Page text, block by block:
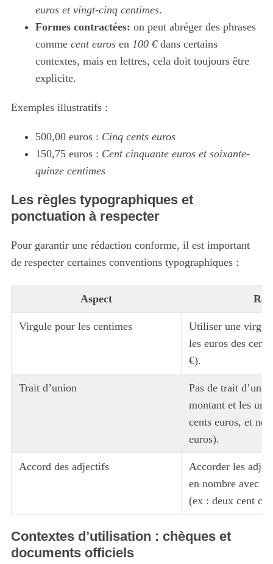
euros et vingt-cinq centimes.
Formes contractées: on peut abréger des phrases
comme cent eurosen 100 €dans certains
contextes, mais en lettres, cela doit toujours être
explicite.
Exemples illustratifs :
500,00 euros : Cinq cents euros
150,75 euros : Cent cinquante euros et soixante-
quinze centimes
Les règles typographiques et
ponctuation à respecter
Pour garantir une rédaction conforme, il est important
de respecter certaines conventions typographiques :
Aspect
Virgule pour les centimes
Utiliser une
les euros des
€).
Trait d’union
Pas de trait
montant et les
cents euros, et
euros).
Accord des adjectifs
Accorder les
en nombre avec
(ex : deux cent
Contextes d’utilisation : chèques et
documents officiels